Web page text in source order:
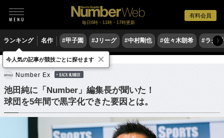
有料会員
毎日6時・11時・17時更新
ランキング 名作 #甲子園 #Jリーグ #中村剛也 #佐々木朗希 #ラグ〉
野球 プロ野球
Number Ex BACK NUMBER
池田純に「Number」編集長が聞いた！
球団を5年間で黒字化できた要因とは。
今人気の記事が競技ごとに探せます ×